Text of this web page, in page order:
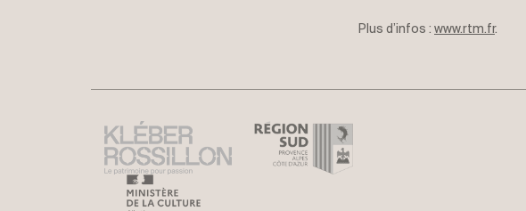
Plus d’infos : www.rtm.fr.